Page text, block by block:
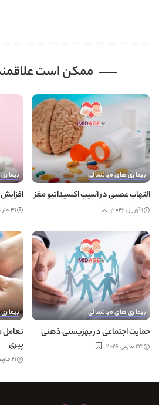
ممکن است
بیماری های میانسالی
التهاب عصبی در آسیب اکسیداتیو مغز
1 آوریل 2026 31 مارس 2026
بیماری های میانسالی
حمایت اجتماعی در بهزیستی ذهنی
23 مارس 2026
تعامل
پیری
21 مارس 2026